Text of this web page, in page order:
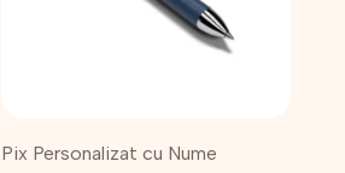
Pix Personalizat cu Nume